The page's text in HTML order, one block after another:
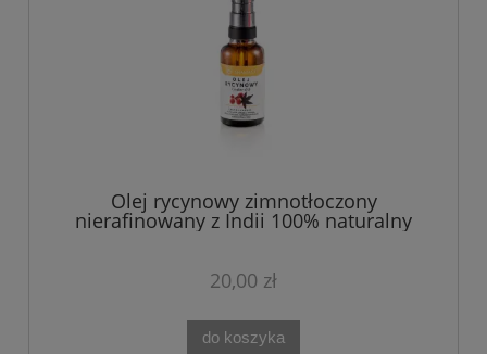
Olej rycynowy zimnotłoczony
nierafinowany z Indii 100% naturalny
Shamsa 30 ml
20,00 zł
do koszyka